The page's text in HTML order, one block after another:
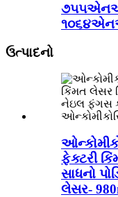
ઉત્પાદનો
ફેક્ટરી
સાધનો
લેસર-